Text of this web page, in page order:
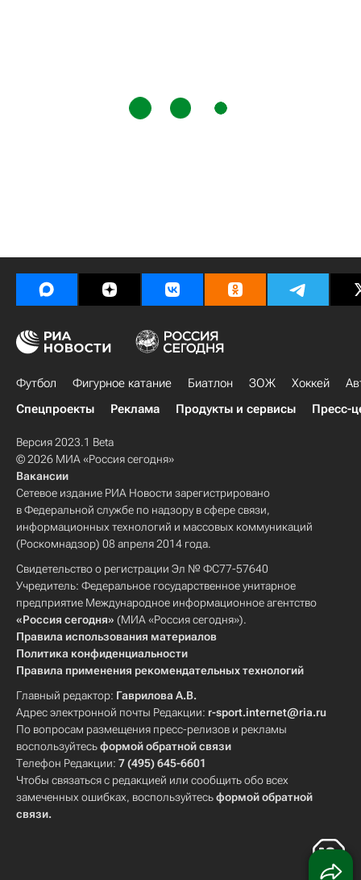
Футбол Фигурное катание Биатлон ЗОЖ Хоккей
Спецпроекты
Реклама Продукты и сервисы Пресс-
Версия 2023.1 Beta
© 2026 МИА «Россия сегодня»
Вакансии
Сетевое издание РИА Новости зарегистрировано
в Федеральной службе по надзору в сфере связи,
информационных технологий и массовых коммуникаций
(Роскомнадзор) 08 апреля 2014 года.
Свидетельство о регистрации Эл № ФС77-57640
Учредитель: Федеральное государственное унитарное
предприятие Международное информационное агентство
«Россия сегодня» (МИА «Россия сегодня»).
Правила использования материалов
Политика конфиденциальности
Правила применения рекомендательных технологий
Главный редактор: Гаврилова А.В.
Адрес электронной почты Редакции: r-sport.internet@ria.ru
По вопросам размещения пресс-релизов и рекламы
воспользуйтесьформой обратной связи
Телефон Редакции: 7 (495) 645-6601
Чтобы связаться с редакцией или сообщить обо всех
замеченных ошибках, воспользуйтесьформой обратной
связи.